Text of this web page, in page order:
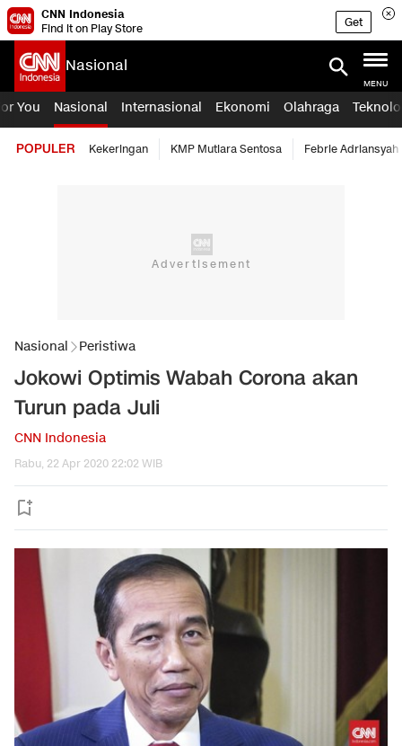
CNN Indonesia
Find it on Play Store
Get
Nasional
MENU
You Nasional Internasional Ekonomi Olahraga
POPULER Kekeringan KMP Mutiara Sentosa Febrie Adriansyah
Nasional Peristiwa
Jokowi Optimis Wabah Corona akan
Turun pada Juli
CNN Indonesia
Rabu, 22 Apr 2020 22:02 WIB